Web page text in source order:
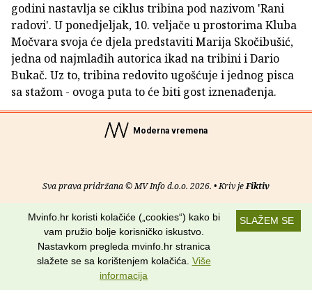
godini nastavlja se ciklus tribina pod nazivom 'Rani
radovi'. U ponedjeljak, 10. veljače u prostorima Kluba
Močvara svoja će djela predstaviti Marija Skočibušić,
jedna od najmlađih autorica ikad na tribini i Dario
Bukač. Uz to, tribina redovito ugošćuje i jednog pisca
sa stažom - ovoga puta to će biti gost iznenađenja.
Moderna vremena
Sva prava pridržana © MV Info d.o.o. 2026. • Kriv jeFiktiv
O nama • Pomoć• Uvjeti korištenja• RSS kanali
SLAŽEM SE
Mvinfo.hr koristi kolačiće („cookies“) kako bi
vam pružio bolje korisničko iskustvo.
Nastavkom pregleda mvinfo.hr stranica
slažete se sa korištenjem kolačića. Više
informacija